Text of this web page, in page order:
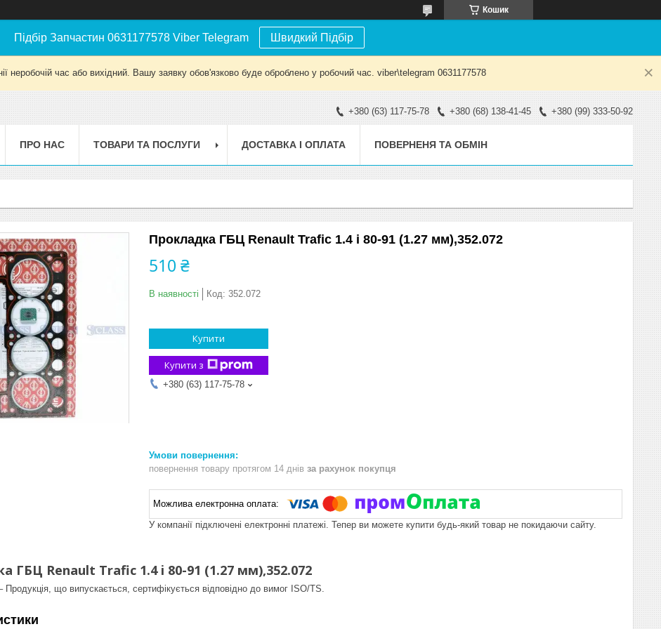
Кошик
Підбір Запчастин 0631177578 Viber Telegram Швидкий Підбір
неробочій час або вихідний. Вашу заявку обов'язково буде оброблено у робочий час. viber\telegram 0631177578
+380 (63) 117-75-78 +380 (68) 138-41-45 +380 (99) 333-50-92
ПРО НАС ТОВАРИ ТА ПОСЛУГИ ДОСТАВКА І ОПЛАТА ПОВЕРНЕНЯ ТА ОБМІН
Прокладка ГБЦ Renault Trafic 1.4 i 80-91 (1.27 мм),352.072
510 ₴
В наявності Код: 352.072
Купити
Купити з
+380 (63) 117-75-78
повернення товару протягом 14 днів за рахунок покупця
У компанії підключені електронні платежі. Тепер ви можете купити будь-який товар не покидаючи сайту.
ГБЦ Renault Trafic 1.4 i 80-91 (1.27 мм),352.072
Продукція, що випускається, сертифікується відповідно до вимог ISO/TS.